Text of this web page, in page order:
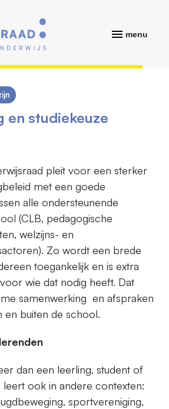
menu
en studiekeuze
pleit voor een sterker
met een goede
alle ondersteunende
(CLB, pedagogische
welzijns- en
Zo wordt een brede
toegankelijk en is extra
wie dat nodig heeft. Dat
samenwerking en afspraken
en buiten de school.
dan een leerling, student of
leert ook in andere contexten:
sportvereniging,